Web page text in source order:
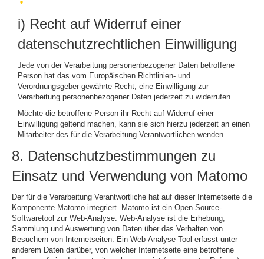
i) Recht auf Widerruf einer
datenschutzrechtlichen Einwilligung
Jede von der Verarbeitung personenbezogener Daten betroffene
Person hat das vom Europäischen Richtlinien- und
Verordnungsgeber gewährte Recht, eine Einwilligung zur
Verarbeitung personenbezogener Daten jederzeit zu widerrufen.
Möchte die betroffene Person ihr Recht auf Widerruf einer
Einwilligung geltend machen, kann sie sich hierzu jederzeit an einen
Mitarbeiter des für die Verarbeitung Verantwortlichen wenden.
8. Datenschutzbestimmungen zu
Einsatz und Verwendung von Matomo
Der für die Verarbeitung Verantwortliche hat auf dieser Internetseite die
Komponente Matomo integriert. Matomo ist ein Open-Source-
Softwaretool zur Web-Analyse. Web-Analyse ist die Erhebung,
Sammlung und Auswertung von Daten über das Verhalten von
Besuchern von Internetseiten. Ein Web-Analyse-Tool erfasst unter
anderem Daten darüber, von welcher Internetseite eine betroffene